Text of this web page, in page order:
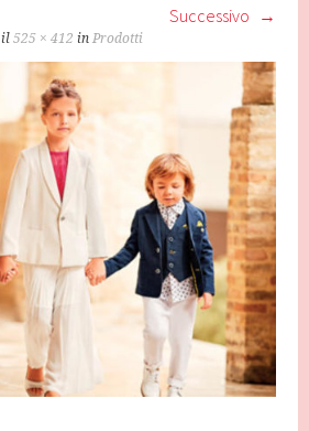
Successivo
il525 × 412 inProdotti